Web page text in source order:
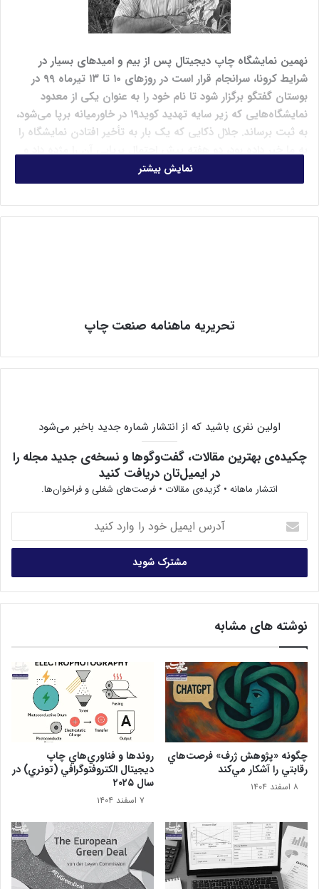
نهمین نمایشگاه چاپ دیجیتال پس از بیم و امیدهای بسیار در
شرایط کرونا، سرانجام قرار است در روزهای ۱۰ تا ۱۳ تیرماه ۹۹ در
بوستان گفتگو برگزار شود تا نام خود را به عنوان یکی از معدود
نمایشگاه‌هایی که زیر سایه تهدید کوید۱۹ در خاورمیانه برپا می‌شود،
به ثبت برساند. جلال ذکایی که یک بار به تأخیر افتادن نمایشگاه را
هفته بعد از آن دوباره از احتمال توقف آن سخن گفت، حالا
مطمئن‌تر از همیشه اعلام می‌کند که نهمین نمایشگاه چاپ دیجیتال
در تاریخ اعلام شده، برپا خواهدشد.
برگزار شود.» او این امیدواری را با این اشتیاق همراه می‌کند که
وی در پاسخ به این پرسش که چه شرکت‌هایی زودتر پیشقدم
شدند، نام این شرکت‌ها را به یاد می‌آورد:
«سوپرواید پرشیا، پیوند بدیع، اسمارت کالر، نوین تصویر
ایرانیان، رایا شقایق آسیا، ساین رایانه ساینا، سایا تجارت
ایرانیان، سما، شالچیان، شرکت آرمان باستان(پیک فراز) و …
گفتنی است که هنوز هم ثبت نام ادامه دارد. الان سالن تهران
در مجموعه نمایشگاهی بوستان گفتگو تقریباً پُر شده و شاید
سالن دیگری هم به این نمایشگاه اختصاص یابد.»
ذکایی سپس به مشکلات برخی شرکت‌ها در آماده شدن برای
انتقال ارز و نیز محدودیت‌های حمل و نقل به خاطر کرونا،
دستگاه و مواد مصرفی برای ارائه ندارند. بعضی به خاطر مقررات
بانک مرکزی و گمرک، کالاهایشان ترخیص نشده و عده‌ای نیز با
می‌کنند. خلاصه، خیلی از مشکلات به مسأله کرونا برمی‌گردد.
به‌هرحال شرایط اقتصادی هم که اصلاً تعریفی ندارد. بنابراین
جای تعجب نیست که تعداد شرکت‌کنندگان کم باشد. ولی
امیدواریم، کیفیت ارائه محصولات و سطح فناوری‌ها قابل قبول
باشد.
نمایش بیشتر
تحریریه ماهنامه صنعت چاپ
اولین نفری باشید که از انتشار شماره جدید باخبر می‌شود
چکیده‌ی بهترین مقالات، گفت‌وگوها و نسخه‌ی جدید مجله را
در ایمیل‌تان دریافت کنید
انتشار ماهانه • گزیده‌ی مقالات • فرصت‌های شغلی و فراخوان‌ها.
آدرس
ایمیل
خود
وارد
کنید
نوشته های مشابه
چگونه «پژوهش ژرف» فرصت‌هاي
رقابتي را آشکار مي‌کند
۸ اسفند ۱۴۰۴
روندها و فناوري‌هاي چاپ
ديجيتال الکتروفتوگرافي (تونري) در
سال ۲۰۲۵
۷ اسفند ۱۴۰۴